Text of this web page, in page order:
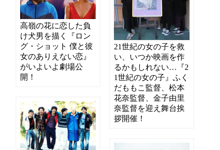
高嶺の花に恋した負
け犬男を描く『ロン
グ・ショット 僕と彼
女のありえない恋』
がいよいよ劇場公
開！
21世紀の女の子を救
い、いつか映画を作
るかもしれない…『2
1世紀の女の子』ふく
だももこ監督、松本
花奈監督、金子由里
奈監督を迎え舞台挨
拶開催！